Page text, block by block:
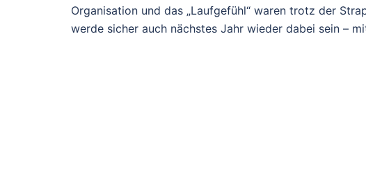
Organisation und das „Laufgefühl“ waren trotz der
werde sicher auch nächstes Jahr wieder dabei sein –